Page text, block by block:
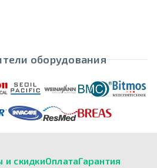
оборудования
и скидкиОплатаГарантия